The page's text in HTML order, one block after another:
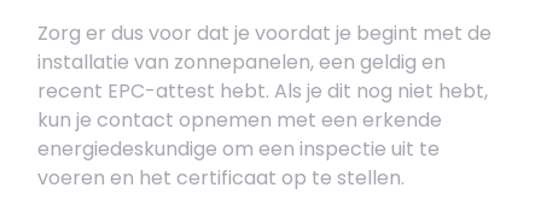
Zorg er dus voor dat je voordat je begint met de
installatie van zonnepanelen, een geldig en
recent EPC-attest hebt. Als je dit nog niet hebt,
kun je contact opnemen met een erkende
energiedeskundige om een inspectie uit te
voeren en het certificaat op te stellen.